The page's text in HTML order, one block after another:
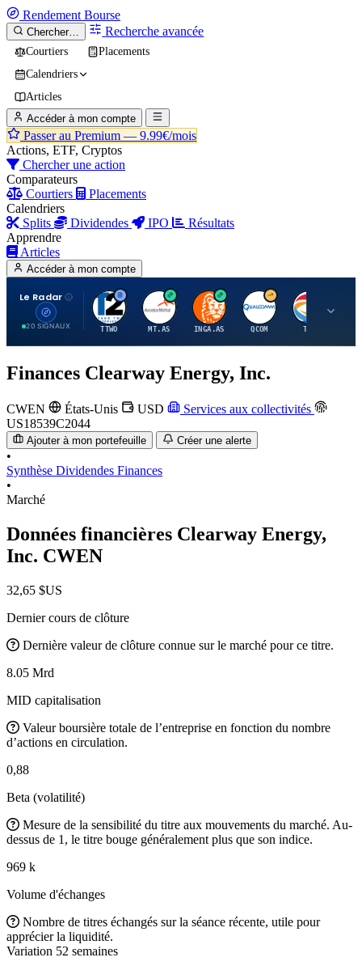
Rendement Bourse
Chercher… Recherche avancée
Courtiers
Placements
Calendriers
Articles
Accéder à mon compte
Passer au Premium — 9.99€/mois
Actions, ETF, Cryptos
Chercher une action
Comparateurs
Courtiers
Placements
Calendriers
Splits
Dividendes IPO
Résultats
Apprendre
Articles
Accéder à mon compte
Le Radar
20 SIGNAUX
T
TTWO
A
MT.AS
I
INGA.AS
Q
QCOM
T
TTE
Finances Clearway Energy, Inc.
CWEN États-Unis USD
Services aux collectivités
US18539C2044
Ajouter à mon portefeuille Créer une alerte
•
Synthèse Dividendes Finances
•
Marché
Données financières Clearway Energy,
Inc. CWEN
32,65 $US
Dernier cours de clôture
Dernière valeur de clôture connue sur le marché pour ce titre.
8.05 Mrd
MID capitalisation
Valeur boursière totale de l’entreprise en fonction du nombre
d’actions en circulation.
0,88
Beta (volatilité)
Mesure de la sensibilité du titre aux mouvements du marché. Au-
dessus de 1, le titre bouge généralement plus que son indice.
969 k
Volume d'échanges
Nombre de titres échangés sur la séance récente, utile pour
apprécier la liquidité.
Variation 52 semaines